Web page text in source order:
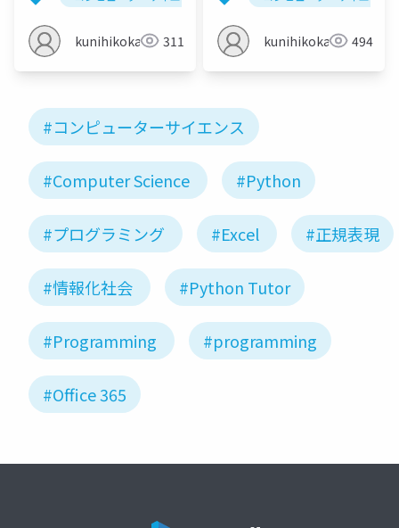
世界，ポリゴン，テク
スチャ，オンラインの
地図サービスkunihikokaneko311
グ，Scratch のキャラ
クタ
kunihikokaneko494
#コンピューターサイエンス
#Computer Science #Python
#プログラミング #Excel #正規表現
#情報化社会 #Python Tutor
#Programming #programming
#Office 365